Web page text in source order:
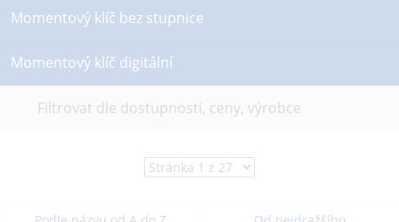
Momentový klíč bez stupnice
Momentový klíč digitální
Filtrovat dle dostupnosti, ceny, výrobce